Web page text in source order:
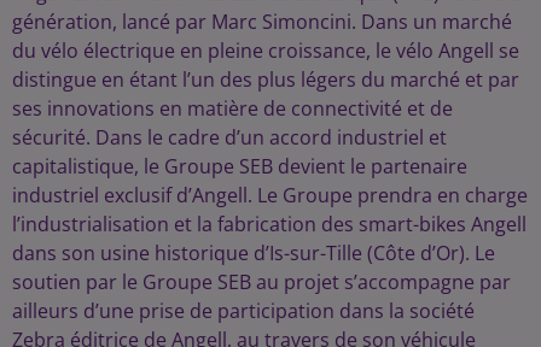
génération, lancé par Marc Simoncini. Dans un marché
du vélo électrique en pleine croissance, le vélo Angell se
distingue en étant l’un des plus légers du marché et par
ses innovations en matière de connectivité et de
sécurité. Dans le cadre d’un accord industriel et
capitalistique, le Groupe SEB devient le partenaire
industriel exclusif d’Angell. Le Groupe prendra en charge
l’industrialisation et la fabrication des smart-bikes Angell
dans son usine historique d’Is-sur-Tille (Côte d’Or). Le
soutien par le Groupe SEB au projet s’accompagne par
ailleurs d’une prise de participation dans la société
Zebra éditrice de Angell, au travers de son véhicule